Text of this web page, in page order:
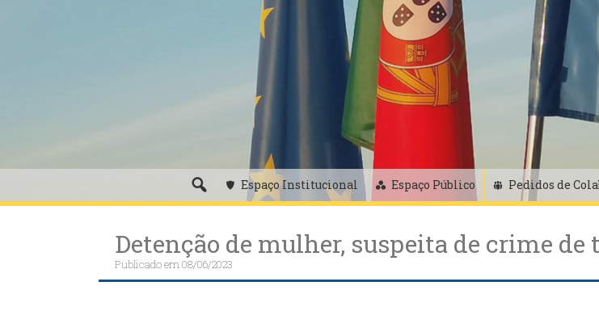
Espaço Institucional Espaço Público Pedidos de
Detenção de mulher, suspeita de crime de
Publicado em08/06/2023